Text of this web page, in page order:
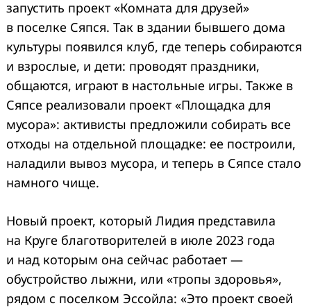
запустить проект «Комната для друзей»
в поселке Сяпся. Так в здании бывшего дома
культуры появился клуб, где теперь собираются
и взрослые, и дети: проводят праздники,
общаются, играют в настольные игры. Также в
Сяпсе реализовали проект «Площадка для
мусора»: активисты предложили собирать все
отходы на отдельной площадке: ее построили,
наладили вывоз мусора, и теперь в Сяпсе стало
намного чище.
Новый проект, который Лидия представила
на Круге благотворителей в июле 2023 года
и над которым она сейчас работает —
обустройство лыжни, или «тропы здоровья»,
рядом с поселком Эссойла: «Это проект своей